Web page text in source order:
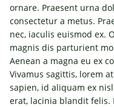
ornare. Praesent urna
consectetur a metus.
nec, iaculis euismod ex.
magnis dis parturient
Aenean a magna eu ex
Vivamus sagittis, lorem
sapien, id aliquam ex
erat, lacinia blandit felis.